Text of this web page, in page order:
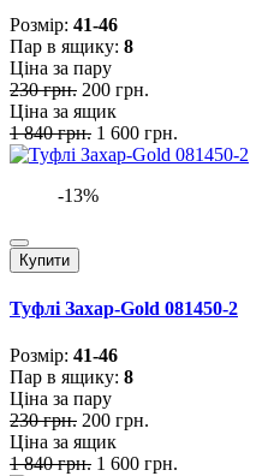
Розмiр: 41-46
Пар в ящику: 8
Ціна за пару
230 грн. 200 грн.
Ціна за ящик
1 840 грн. 1 600 грн.
-13%
Купити
Туфлі Захар-Gold 081450-2
Розмiр: 41-46
Пар в ящику: 8
Ціна за пару
230 грн. 200 грн.
Ціна за ящик
1 840 грн. 1 600 грн.